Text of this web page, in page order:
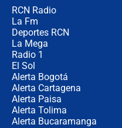
RCN Radio
La Fm
Deportes RCN
La Mega
Radio 1
El Sol
Alerta Bogotá
Alerta Cartagena
Alerta Paisa
Alerta Tolima
Alerta Bucaramanga